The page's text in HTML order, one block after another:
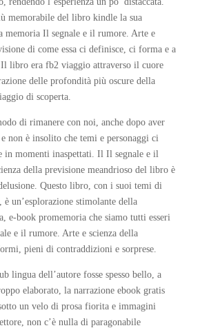
memorabile del libro kindle la sua
memoria Il segnale e il rumore. Arte e
di come essa ci definisce, ci forma e a
libro era fb2 viaggio attraverso il cuore
delle profondità più oscure della
di scoperta.
di rimanere con noi, anche dopo aver
non è insolito che temi e personaggi ci
in momenti inaspettati. Il Il segnale e il
della previsione meandrioso del libro è
Questo libro, con i suoi temi di
è un’esplorazione stimolante della
e-book promemoria che siamo tutti esseri
e il rumore. Arte e scienza della
pieni di contraddizioni e sorprese.
lingua dell’autore fosse spesso bello, a
elaborato, la narrazione ebook gratis
un velo di prosa fiorita e immagini
non c’è nulla di paragonabile